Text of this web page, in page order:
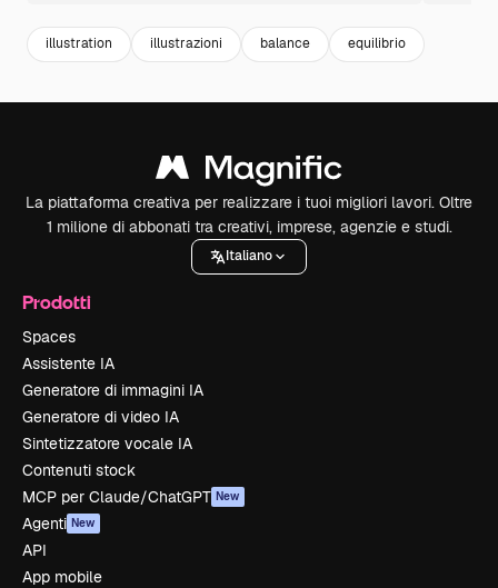
illustration illustrazioni balance equilibrio
La piattaforma creativa per realizzare i tuoi migliori lavori. Oltre
1 milione di abbonati tra creativi, imprese, agenzie e studi.
Italiano
Prodotti
Spaces
Assistente IA
Generatore di immagini IA
Generatore di video IA
Sintetizzatore vocale IA
Contenuti stock
MCP per Claude/ChatGPT New
Agenti New
API
App mobile